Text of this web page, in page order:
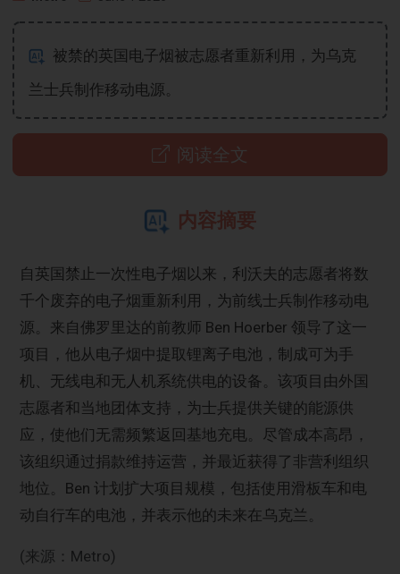
被禁的英国电子烟被志愿者重新利用，为乌克
兰士兵制作移动电源。
阅读全文
内容摘要
自英国禁止一次性电子烟以来，利沃夫的志愿者将数
千个废弃的电子烟重新利用，为前线士兵制作移动电
源。来自佛罗里达的前教师 Ben Hoerber 领导了这一
项目，他从电子烟中提取锂离子电池，制成可为手
机、无线电和无人机系统供电的设备。该项目由外国
志愿者和当地团体支持，为士兵提供关键的能源供
应，使他们无需频繁返回基地充电。尽管成本高昂，
该组织通过捐款维持运营，并最近获得了非营利组织
地位。Ben 计划扩大项目规模，包括使用滑板车和电
动自行车的电池，并表示他的未来在乌克兰。
(来源：Metro)